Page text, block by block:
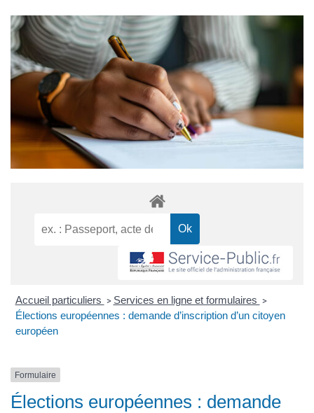
Accueil particuliers > Services en ligne et formulaires >
Élections européennes : demande d’inscription d’un citoyen
européen
Formulaire
Élections européennes : demande